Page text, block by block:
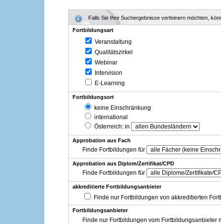
Falls Sie Ihre Suchergebnisse verfeinern möchten,
Fortbildungsart
Veranstaltung
Qualitätszirkel
Webinar
Intervision
E-Learning
Fortbildungsort
keine Einschränkung
international
Österreich: in
Approbation aus Fach
Finde Fortbildungen für
Approbation aus Diplom/Zertifikat/CPD
Finde Fortbildungen für
akkreditierte Fortbildungsanbieter
Finde nur Fortbildungen von akkreditierten
Fortbildungsanbieter
Finde nur Fortbildungen vom Fortbildungsanbieter